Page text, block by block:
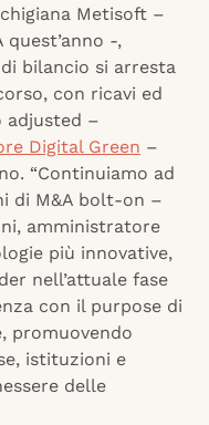
Metisoft –
quest’anno -,
bilancio si arresta
con ricavi ed
adjusted –
Digital Green –
“Continuiamo ad
di M&A bolt-on –
amministratore
più innovative,
nell’attuale fase
con il purpose di
promuovendo
istituzioni e
delle